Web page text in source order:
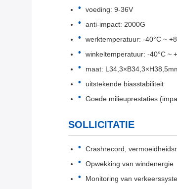
voeding: 9-36V
anti-impact: 2000G
werktemperatuur: -40°C ~
winkeltemperatuur: -40°C ~
maat:
uitstekende biasstabiliteit
Goede milieuprestaties
SOLLICITATIE
Crashrecord,
Opwekking van windenergie
Monitoring van